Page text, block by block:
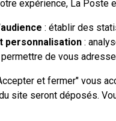
expérience, La Poste
: établir des
personnalisation :
permettre de vous
et fermer" vous
site seront déposés.
LPN 426
aux lettres de ce
avez plusieurs codes
être trop faible